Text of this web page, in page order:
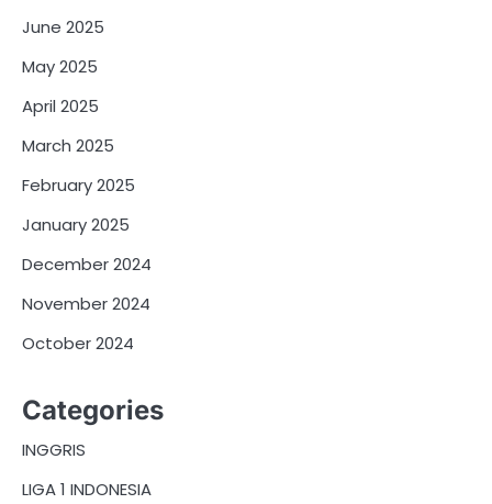
June 2025
May 2025
April 2025
March 2025
February 2025
January 2025
December 2024
November 2024
October 2024
Categories
INGGRIS
LIGA 1 INDONESIA